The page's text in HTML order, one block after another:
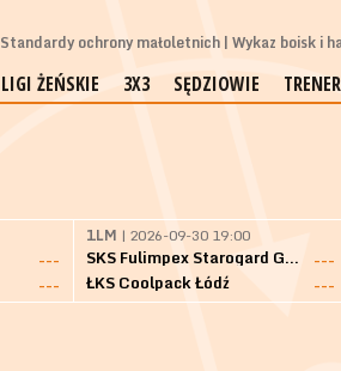
Standardy ochrony małoletnich Wykaz boisk i
LIGI ŻEŃSKIE 3X3 SĘDZIOWIE
---
---
1LM | 2026-09-30 19:00
SKS Fulimpex Starogard Gdański
---
ŁKS Coolpack Łódź
---